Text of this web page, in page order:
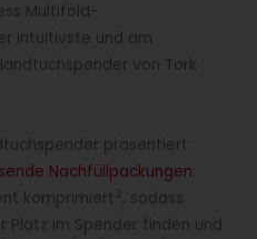
Multifold-
intuitivste und am
von Tork
präsentiert
Nachfüllpackungen
komprimiert2 , sodass
im Spender finden und